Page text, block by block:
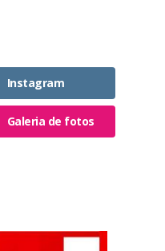
Instagram
Galeria de fotos